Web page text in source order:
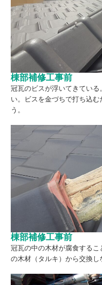
棟部補修工事前
冠瓦のビスが浮いてきてい
い。ビスを金づちで打ち込
う。
棟部補修工事前
冠瓦の中の木材が腐食する
の木材（タルキ）から交換し